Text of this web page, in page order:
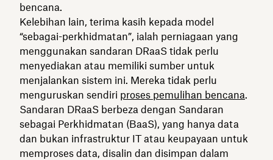
bencana.
Kelebihan lain, terima kasih kepada model
“sebagai-perkhidmatan”, ialah perniagaan yang
menggunakan sandaran DRaaS tidak perlu
menyediakan atau memiliki sumber untuk
menjalankan sistem ini. Mereka tidak perlu
menguruskan sendiri proses pemulihan bencana.
Sandaran DRaaS berbeza dengan Sandaran
sebagai Perkhidmatan (BaaS), yang hanya data
dan bukan infrastruktur IT atau keupayaan untuk
memproses data, disalin dan disimpan dalam